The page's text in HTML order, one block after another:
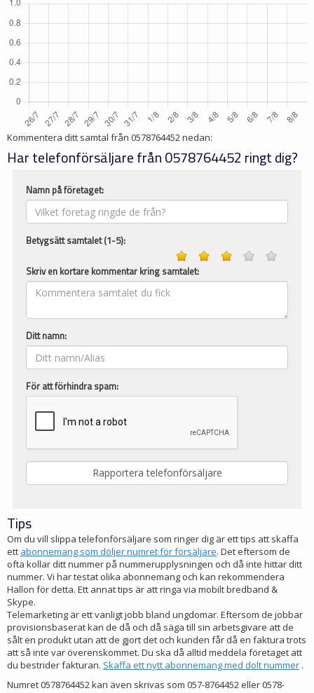
Kommentera ditt samtal från 0578764452nedan:
Har telefonförsäljare från 0578764452 ringt dig?
Namn på företaget:
Betygsätt samtalet (1-5):
Skriv en kortare kommentar kring samtalet:
Ditt namn:
För att förhindra spam:
Tips
Om du vill slippa telefonförsäljare som ringer dig är ett tips att skaffa
ett abonnemang som döljer numret för försäljare. Det eftersom de
ofta kollar ditt nummer på nummerupplysningen och då inte hittar ditt
nummer. Vi har testat olika abonnemang och kan rekommendera
Hallon för detta. Ett annat tips är att ringa via mobilt bredband &
Skype.
Telemarketing är ett vanligt jobb bland ungdomar. Eftersom de jobbar
provisionsbaserat kan de då och då säga till sin arbetsgivare att de
sålt en produkt utan att de gjort det och kunden får då en faktura trots
att så inte var överenskommet. Du ska då alltid meddela företaget att
du bestrider fakturan. Skaffa ett nytt abonnemang med dolt nummer .
Numret 0578764452 kan även skrivas som 057-8764452 eller 0578-